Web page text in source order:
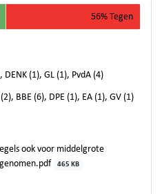
56% Tegen
DENK (1), GL (1), PvdA (4)
BBE (6), DPE (1), EA (1), GV (1)
ook voor middelgrote
465 KB